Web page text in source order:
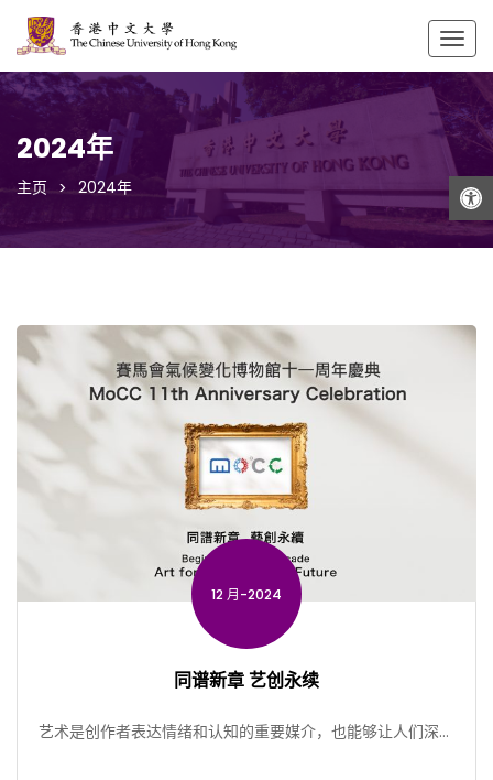
打开工具栏
2024年
主页 2024年
12 月-2024
同谱新章 艺创永续
艺术是创作者表达情绪和认知的重要媒介，也能够让人们深入